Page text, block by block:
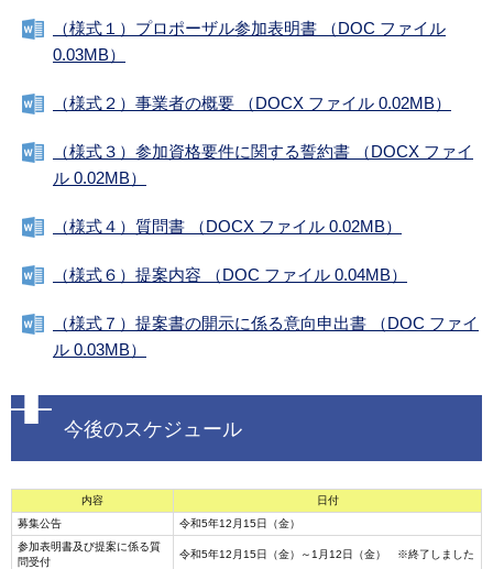
（様式１）プロポーザル参加表明書 （DOC ファイル
0.03MB）
（様式２）事業者の概要 （DOCX ファイル 0.02MB）
（様式３）参加資格要件に関する誓約書 （DOCX ファイ
ル 0.02MB）
（様式４）質問書 （DOCX ファイル 0.02MB）
（様式６）提案内容 （DOC ファイル 0.04MB）
（様式７）提案書の開示に係る意向申出書 （DOC ファイ
ル 0.03MB）
今後のスケジュール
内容
日付
募集公告
令和5年12月15日（金）
参加表明書及び提案に係る質
問受付
令和5年12月15日（金）～1月12日（金） ※終了しました